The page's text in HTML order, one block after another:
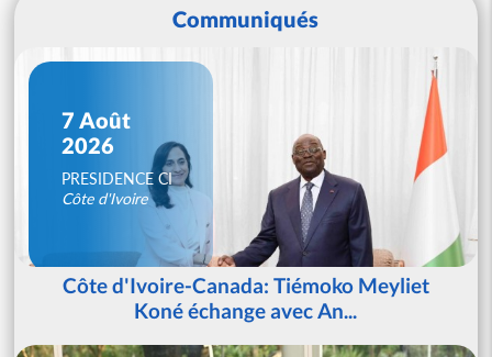
Communiqués
7 Août
2026
PRESIDENCE CI
Côte d'Ivoire
Côte d'Ivoire-Canada: Tiémoko Meyliet
Koné échange avec An...